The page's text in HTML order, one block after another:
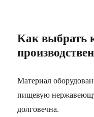
Как выбрать
Материал
пищевую
долговечна.